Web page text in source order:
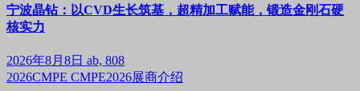
宁波晶钻：以CVD生长筑基，超精加工赋能，锻造金刚石硬
核实力
2026年8月8日 ab, 808
2026CMPE CMPE2026展商介绍